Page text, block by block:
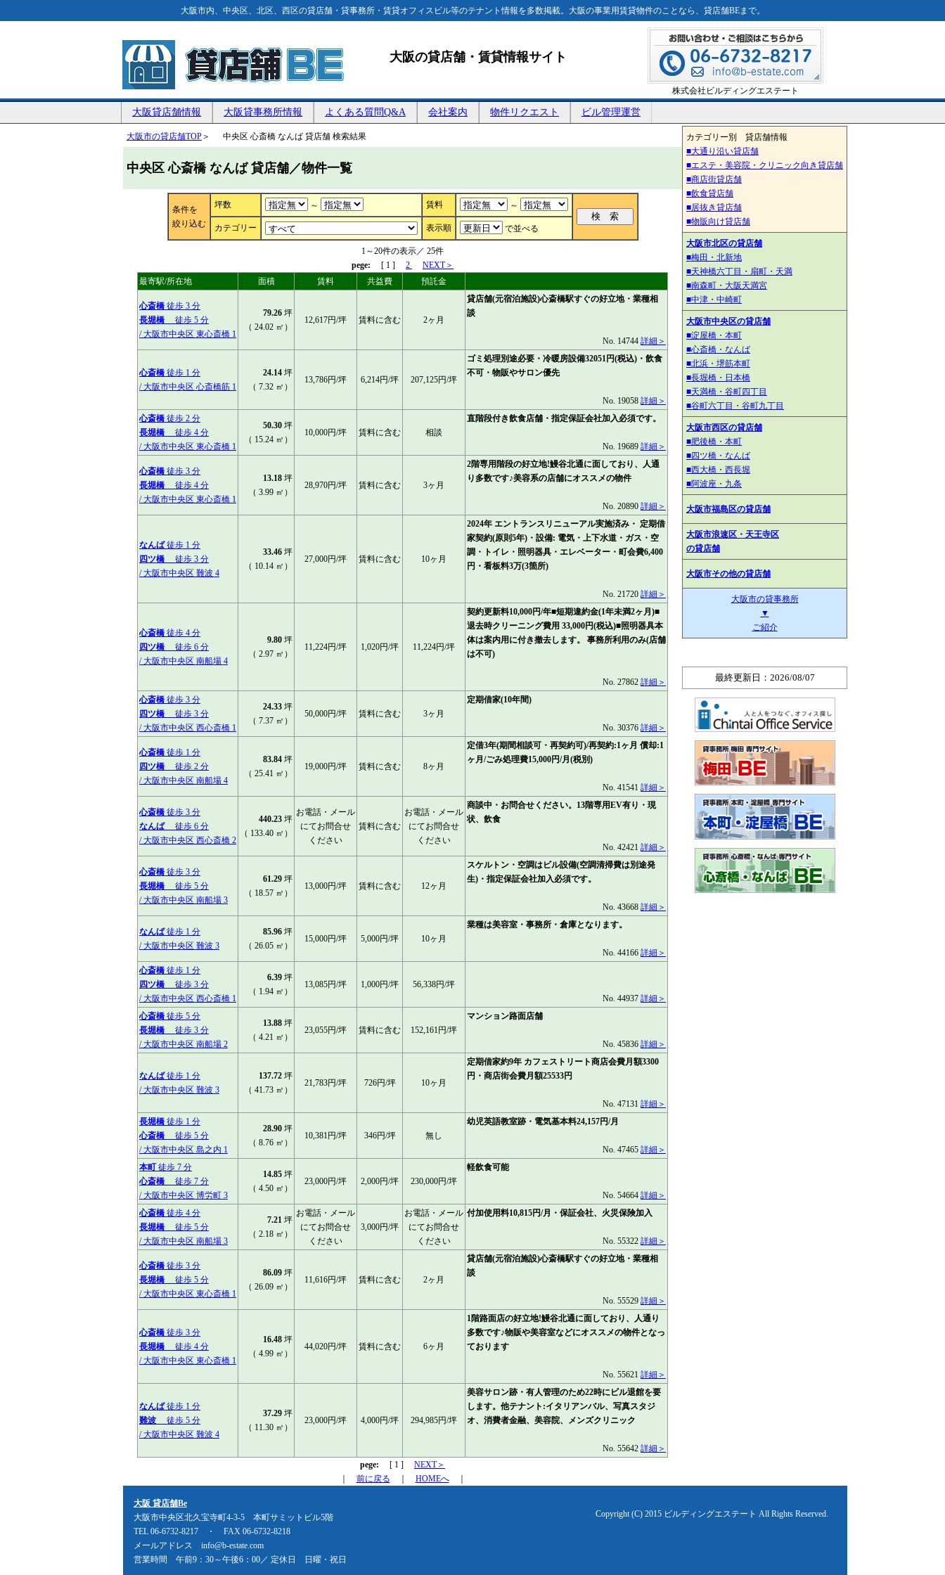
大阪市内、中央区、北区、西区の貸店舗・貸事務所・賃貸オフィスビル等のテナント情報を多数掲載。大阪の事業用賃貸物件のことなら、貸店舗BEまで。
大阪の貸店舗・賃貸情報サイト
株式会社ビルディングエステート
大阪貸店舗情報 大阪貸事務所情報 よくある質問Q&A 会社案内 物件リクエスト ビル管理運営
大阪市の貸店舗TOP ＞ 中央区 心斎橋 なんば 貸店舗 検索結果
中央区 心斎橋 なんば 貸店舗／物件一覧
条件を
絞り込む
坪数 ～ 賃料 ～
カテゴリー 表示順 で並べる
1～20件の表示／ 25件
pege: [ 1 ] 2
NEXT＞
最寄駅/所在地
面積 賃料 共益費 預託金
心斎橋 徒歩 3 分
長堀橋
徒歩 5 分
/ 大阪市中央区 東心斎橋 1
79.26 坪
（ 24.02 ㎡）
12,617円/坪 賃料に含む 2ヶ月
貸店舗(元宿泊施設)心斎橋駅すぐの好立地・業種相
談
No. 14744 詳細＞
心斎橋 徒歩 1 分
/ 大阪市中央区 心斎橋筋 1
24.14 坪
（ 7.32 ㎡）
13,786円/坪 6,214円/坪 207,125円/坪
ゴミ処理別途必要・冷暖房設備32051円(税込)・飲食
不可・物販やサロン優先
No. 19058 詳細＞
心斎橋 徒歩 2 分
長堀橋
徒歩 4 分
/ 大阪市中央区 東心斎橋 1
50.30 坪
（ 15.24 ㎡）
10,000円/坪 賃料に含む 相談
直階段付き飲食店舗・指定保証会社加入必須です。
No. 19689 詳細＞
心斎橋 徒歩 3 分
長堀橋
徒歩 4 分
/ 大阪市中央区 東心斎橋 1
13.18 坪
（ 3.99 ㎡）
28,970円/坪 賃料に含む 3ヶ月
2階専用階段の好立地!鰻谷北通に面しており、人通
り多数です♪美容系の店舗にオススメの物件
No. 20890 詳細＞
なんば徒歩 1 分
四ツ橋
徒歩 3 分
/ 大阪市中央区 難波 4
33.46 坪
（ 10.14 ㎡）
27,000円/坪 賃料に含む 10ヶ月
2024年 エントランスリニューアル実施済み・ 定期借
家契約(原則5年)・設備: 電気・上下水道・ガス・空
調・トイレ・照明器具・エレベーター・町会費6,400
円・看板料3万(3箇所)
No. 21720 詳細＞
心斎橋 徒歩 4 分
四ツ橋
徒歩 6 分
/ 大阪市中央区 南船場 4
9.80 坪
（ 2.97 ㎡）
11,224円/坪 1,020円/坪 11,224円/坪
契約更新料10,000円/年■短期違約金(1年未満2ヶ月)■
退去時クリーニング費用 33,000円(税込)■照明器具本
体は案内用に付き撤去します。 事務所利用のみ(店舗
は不可)
No. 27862 詳細＞
心斎橋 徒歩 3 分
四ツ橋
徒歩 3 分
/ 大阪市中央区 西心斎橋 1
24.33 坪
（ 7.37 ㎡）
50,000円/坪 賃料に含む 3ヶ月
定期借家(10年間)
No. 30376 詳細＞
心斎橋 徒歩 1 分
四ツ橋
徒歩 2 分
/ 大阪市中央区 南船場 4
83.84 坪
（ 25.41 ㎡）
19,000円/坪 賃料に含む 8ヶ月
定借3年(期間相談可・再契約可)/再契約:1ヶ月 償却:1
ヶ月/ごみ処理費15,000円/月(税別)
No. 41541 詳細＞
心斎橋 徒歩 3 分
なんば
徒歩 6 分
/ 大阪市中央区 西心斎橋 2
440.23 坪
（ 133.40 ㎡）
お電話・メール
にてお問合せ
ください
賃料に含む
お電話・メール
にてお問合せ
ください
商談中・お問合せください。13階専用EV有り・現
状、飲食
No. 42421 詳細＞
心斎橋 徒歩 3 分
長堀橋
徒歩 5 分
/ 大阪市中央区 南船場 3
61.29 坪
（ 18.57 ㎡）
13,000円/坪 賃料に含む 12ヶ月
スケルトン・空調はビル設備(空調清掃費は別途発
生)・指定保証会社加入必須です。
No. 43668 詳細＞
なんば徒歩 1 分
/ 大阪市中央区 難波 3
85.96 坪
（ 26.05 ㎡）
15,000円/坪 5,000円/坪 10ヶ月
業種は美容室・事務所・倉庫となります。
No. 44166 詳細＞
心斎橋 徒歩 1 分
四ツ橋
徒歩 3 分
/ 大阪市中央区 西心斎橋 1
6.39 坪
（ 1.94 ㎡）
13,085円/坪 1,000円/坪
56,338円/坪
No. 44937 詳細＞
心斎橋 徒歩 5 分
長堀橋
徒歩 3 分
/ 大阪市中央区 南船場 2
13.88 坪
（ 4.21 ㎡）
23,055円/坪 賃料に含む 152,161円/坪
マンション路面店舗
No. 45836 詳細＞
なんば徒歩 1 分
/ 大阪市中央区 難波 3
137.72 坪
（ 41.73 ㎡）
21,783円/坪 726円/坪 10ヶ月
定期借家約9年 カフェストリート商店会費月額3300
円・商店街会費月額25533円
No. 47131 詳細＞
長堀橋 徒歩 1 分
心斎橋
徒歩 5 分
/ 大阪市中央区 島之内 1
28.90 坪
（ 8.76 ㎡）
10,381円/坪 346円/坪 無し
幼児英語教室跡・電気基本料24,157円/月
No. 47465 詳細＞
本町 徒歩 7 分
心斎橋
徒歩 7 分
/ 大阪市中央区 博労町 3
14.85 坪
（ 4.50 ㎡）
23,000円/坪 2,000円/坪 230,000円/坪
軽飲食可能
No. 54664 詳細＞
心斎橋 徒歩 4 分
長堀橋
徒歩 5 分
/ 大阪市中央区 南船場 3
7.21 坪
（ 2.18 ㎡）
お電話・メール
にてお問合せ
ください
3,000円/坪
お電話・メール
にてお問合せ
ください
付加使用料10,815円/月・保証会社、火災保険加入
No. 55322 詳細＞
心斎橋 徒歩 3 分
長堀橋
徒歩 5 分
/ 大阪市中央区 東心斎橋 1
86.09 坪
（ 26.09 ㎡）
11,616円/坪 賃料に含む 2ヶ月
貸店舗(元宿泊施設)心斎橋駅すぐの好立地・業種相
談
No. 55529 詳細＞
心斎橋 徒歩 3 分
長堀橋
徒歩 4 分
/ 大阪市中央区 東心斎橋 1
16.48 坪
（ 4.99 ㎡）
44,020円/坪 賃料に含む 6ヶ月
1階路面店の好立地!鰻谷北通に面しており、人通り
多数です♪物販や美容室などにオススメの物件となっ
ております
No. 55621 詳細＞
なんば徒歩 1 分
難波
徒歩 5 分
/ 大阪市中央区 難波 4
37.29 坪
（ 11.30 ㎡）
23,000円/坪 4,000円/坪 294,985円/坪
美容サロン跡・有人管理のため22時にビル退館を要
します。他テナント:イタリアンバル、写真スタジ
オ、消費者金融、美容院、メンズクリニック
No. 55642 詳細＞
pege: [ 1 ] NEXT＞
前に戻る HOMEへ｜
カテゴリー別 貸店舗情報
■大通り沿い貸店舗
■エステ・美容院・クリニック向き貸店舗
■商店街貸店舗
■飲食貸店舗
■居抜き貸店舗
■物販向け貸店舗
大阪市北区の貸店舗
■梅田・北新地
■天神橋六丁目・扇町・天満
■南森町・大阪天満宮
■中津・中崎町
大阪市中央区の貸店舗
■淀屋橋・本町
■心斎橋・なんば
■北浜・堺筋本町
■長堀橋・日本橋
■天満橋・谷町四丁目
■谷町六丁目・谷町九丁目
大阪市西区の貸店舗
■肥後橋・本町
■四ツ橋・なんば
■西大橋・西長堀
■阿波座・九条
大阪市福島区の貸店舗
大阪市浪速区・天王寺区
の貸店舗
大阪市その他の貸店舗
大阪市の貸事務所
▼
ご紹介
最終更新日：2026/08/07
大阪 貸店舗Be
大阪市中央区北久宝寺町4-3-5 本町サミットビル5階
TEL 06-6732-8217 ・ FAX 06-6732-8218
メールアドレス info@b-estate.com
営業時間 午前9：30～午後6：00／ 定休日 日曜・祝日
Copyright (C) 2015 ビルディングエステート All Rights Reserved.